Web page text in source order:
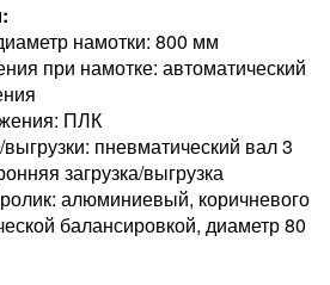
намотки: 800 мм
при намотке: автоматический
ПЛК
пневматический вал 3
загрузка/выгрузка
алюминиевый, коричневого
балансировкой, диаметр 80